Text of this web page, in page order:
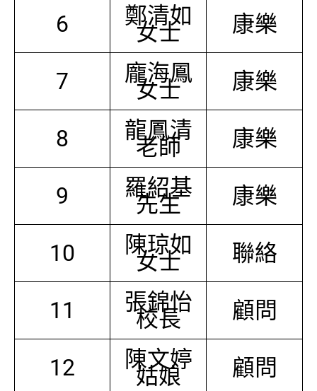
6 鄭清如
女士 康樂
7 龐海鳳
女士 康樂
8 龍鳳清
老師 康樂
9 羅紹基
先生 康樂
10 陳琼如
女士 聯絡
11 張錦怡
校長 顧問
12 陳文婷
姑娘 顧問